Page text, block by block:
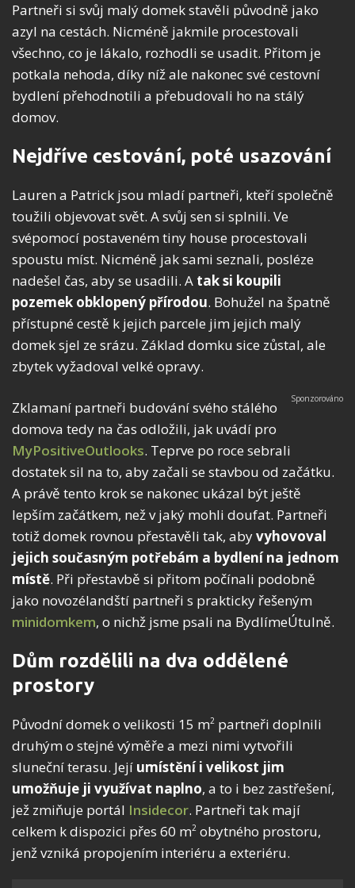
Partneři si svůj malý domek stavěli původně jako
azyl na cestách. Nicméně jakmile procestovali
všechno, co je lákalo, rozhodli se usadit. Přitom je
potkala nehoda, díky níž ale nakonec své cestovní
bydlení přehodnotili a přebudovali ho na stálý
domov.
Nejdříve cestování, poté usazování
Lauren a Patrick jsou mladí partneři, kteří společně
toužili objevovat svět. A svůj sen si splnili. Ve
svépomocí postaveném tiny house procestovali
spoustu míst. Nicméně jak sami seznali, posléze
nadešel čas, aby se usadili. A tak si koupili
pozemek obklopený přírodou. Bohužel na špatně
přístupné cestě k jejich parcele jim jejich malý
domek sjel ze srázu. Základ domku sice zůstal, ale
zbytek vyžadoval velké opravy.
Zklamaní partneři budování svého stálého
domova tedy na čas odložili, jak uvádí pro
MyPositiveOutlooks. Teprve po roce sebrali
dostatek sil na to, aby začali se stavbou od začátku.
A právě tento krok se nakonec ukázal být ještě
lepším začátkem, než v jaký mohli doufat. Partneři
totiž domek rovnou přestavěli tak, abyvyhovoval
jejich současným potřebám a bydlení na jednom
místě. Při přestavbě si přitom počínali podobně
jako novozélandští partneři s prakticky řešeným
minidomkem, o nichž jsme psali na BydlímeÚtulně.
Dům rozdělili na dva oddělené
prostory
Původní domek o velikosti 15 m2 partneři doplnili
druhým o stejné výměře a mezi nimi vytvořili
sluneční terasu. Její umístění i velikost jim
umožňuje ji využívat naplno, a to i bez zastřešení,
jež zmiňuje portál Insidecor. Partneři tak mají
celkem k dispozici přes 60 m2 obytného prostoru,
jenž vzniká propojením interiéru a exteriéru.